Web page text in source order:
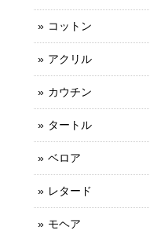
コットン
アクリル
カウチン
タートル
ベロア
レタード
モヘア